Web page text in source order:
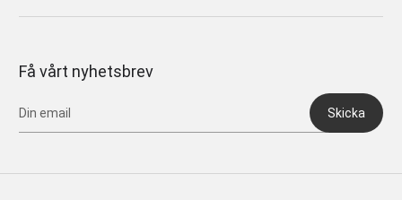
Få vårt nyhetsbrev
Skicka